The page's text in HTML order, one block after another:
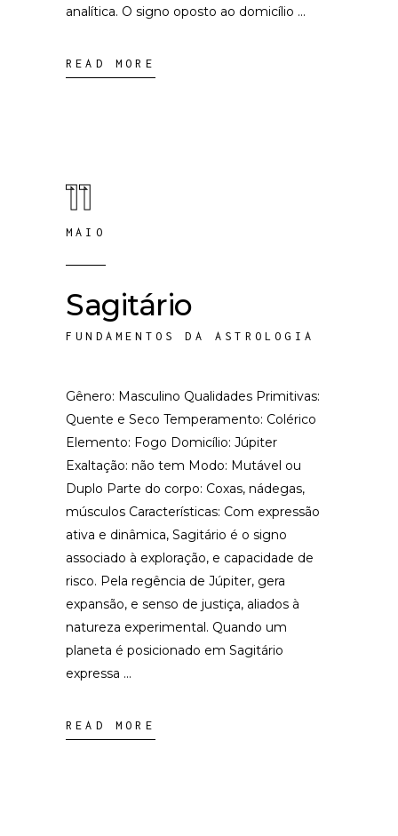
analítica. O signo oposto ao domicílio
READ MORE
11
MAIO
Sagitário
FUNDAMENTOS DA ASTROLOGIA
Gênero: Masculino Qualidades Primitivas:
Quente e Seco Temperamento: Colérico
Elemento: Fogo Domicílio: Júpiter
Exaltação: não tem Modo: Mutável ou
Duplo Parte do corpo: Coxas, nádegas,
músculos Características: Com expressão
ativa e dinâmica, Sagitário é o signo
associado à exploração, e capacidade de
risco. Pela regência de Júpiter, gera
expansão, e senso de justiça, aliados à
natureza experimental. Quando um
planeta é posicionado em Sagitário
expressa
READ MORE